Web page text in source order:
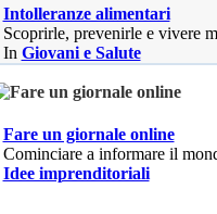
Intolleranze alimentari
Scoprirle, prevenirle e vivere
In Giovani e Salute
Fare un giornale online
Cominciare a informare il
Idee imprenditoriali